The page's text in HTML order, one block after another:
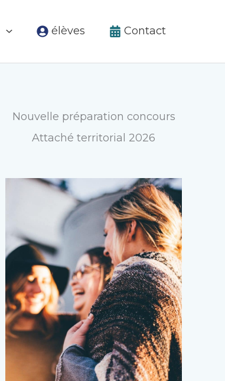
élèves Contact
Nouvelle préparation concours
Attaché territorial 2026